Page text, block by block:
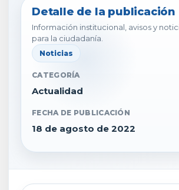
Detalle de la publicación
Información institucional, avisos y
para la ciudadanía.
Noticias
CATEGORÍA
Actualidad
FECHA DE PUBLICACIÓN
18 de agosto de 2022